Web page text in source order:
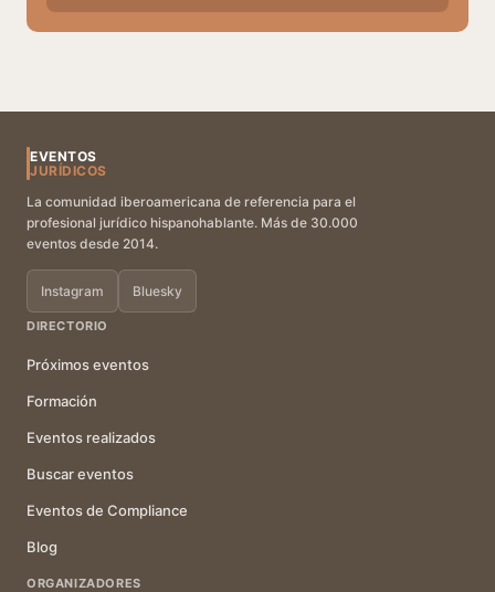
EVENTOS
JURÍDICOS
La comunidad iberoamericana de referencia para el
profesional jurídico hispanohablante. Más de 30.000
eventos desde 2014.
Instagram Bluesky
DIRECTORIO
Próximos eventos
Formación
Eventos realizados
Buscar eventos
Eventos de Compliance
Blog
ORGANIZADORES